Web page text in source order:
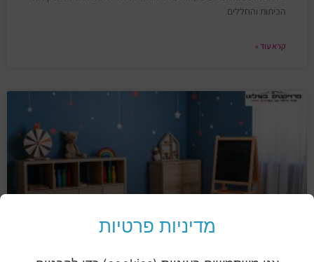
מדיניות פרטיות
הכיתות והחללים
קרא עוד »